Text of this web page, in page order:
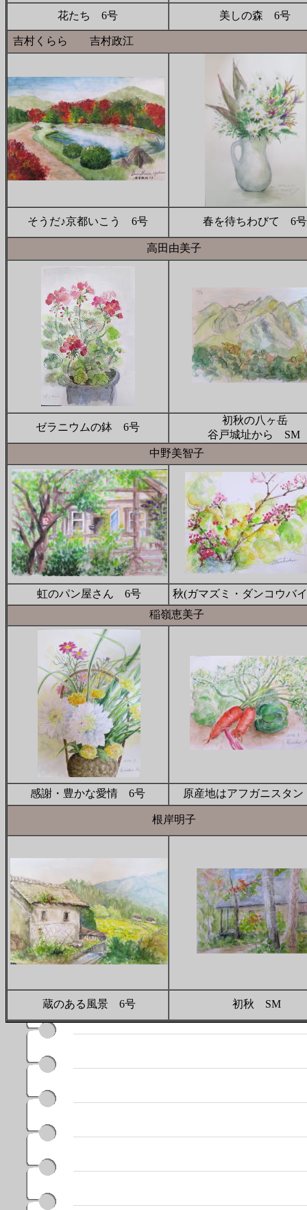
花たち 6号 美しの森 6号
吉村くらら 吉村政
そうだ♪京都いこう 6号 春を待ちわびて 6号
高田由美子
ゼラニウムの鉢 6号
初秋の八ヶ岳
谷戸城址から SM
中野美智子
虹のパン屋さん 6号
秋(ガマズミ・ダンコウバ
稲嶺恵美子
感謝・豊かな愛情 6号 原産地はアフガニスタ
根岸明子
蔵のある風景 6号 初秋 SM